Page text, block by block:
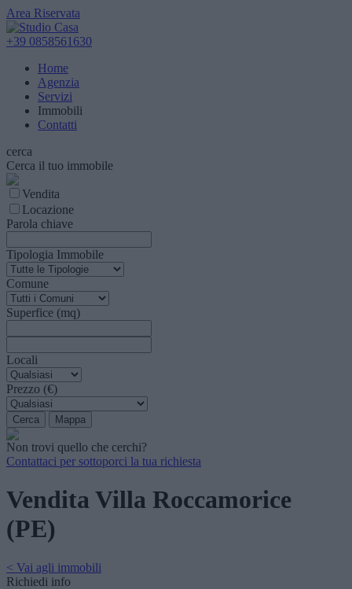
Area Riservata
+39 0858561630
Home
Agenzia
Servizi
Immobili
Contatti
cerca
Cerca il tuo immobile
Vendita
Locazione
Parola chiave
Tipologia Immobile
Comune
Superfice (mq)
Locali
Prezzo (€)
Non trovi quello che cerchi?
Contattaci per sottoporci la tua richiesta
Vendita Villa Roccamorice
(PE)
< Vai agli immobili
Richiedi info